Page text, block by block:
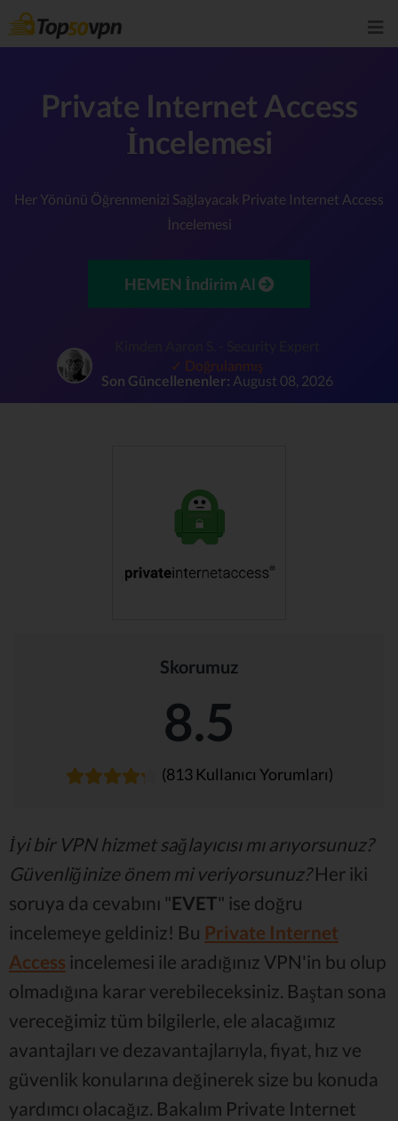
Private Internet Access
İncelemesi
Her Yönünü Öğrenmenizi Sağlayacak Private Internet Access
İncelemesi
HEMEN İndirim Al
✓ Doğrulanmış
Son Güncellenenler: August 08, 2026
Skorumuz
8.5
(813 Kullanıcı Yorumları)
İyi bir VPN hizmet sağlayıcısı mı arıyorsunuz?
Güvenliğinize önem mi veriyorsunuz?Her iki
soruya da cevabını "EVET" ise doğru
incelemeye geldiniz! Bu Private Internet
Access incelemesi ile aradığınız VPN'in bu olup
olmadığına karar verebileceksiniz. Baştan sona
vereceğimiz tüm bilgilerle, ele alacağımız
avantajları ve dezavantajlarıyla, fiyat, hız ve
güvenlik konularına değinerek size bu konuda
yardımcı olacağız. Bakalım Private Internet